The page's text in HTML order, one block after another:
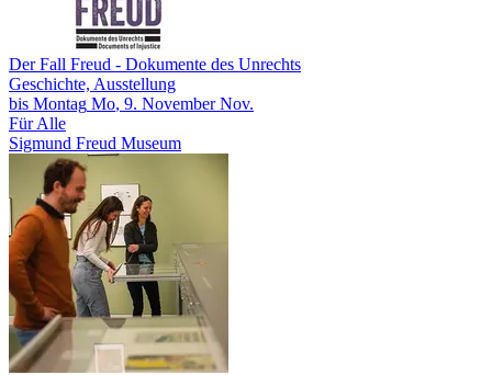
Der Fall Freud - Dokumente des Unrechts
Geschichte, Ausstellung
bis Montag Mo, 9. November Nov.
Für Alle
Sigmund Freud Museum